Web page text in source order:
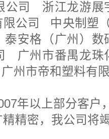
公司 浙江龙游
限公司 中央制塑
安格（广州）
广州市番禺龙
州市帝和塑料有
年以上部分客户
精密，我公司将